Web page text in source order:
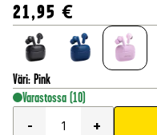
21,95 €
Väri: Pink
Varastossa (10)
-
+